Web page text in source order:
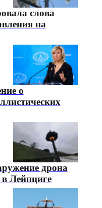
слова
на
о
дрона
Лейпциге